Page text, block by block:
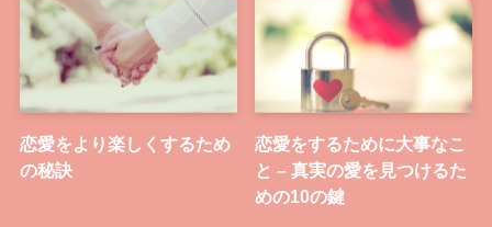
恋愛をより楽しくするため
の秘訣
恋愛をするために大事なこ
と – 真実の愛を見つけるた
めの10の鍵